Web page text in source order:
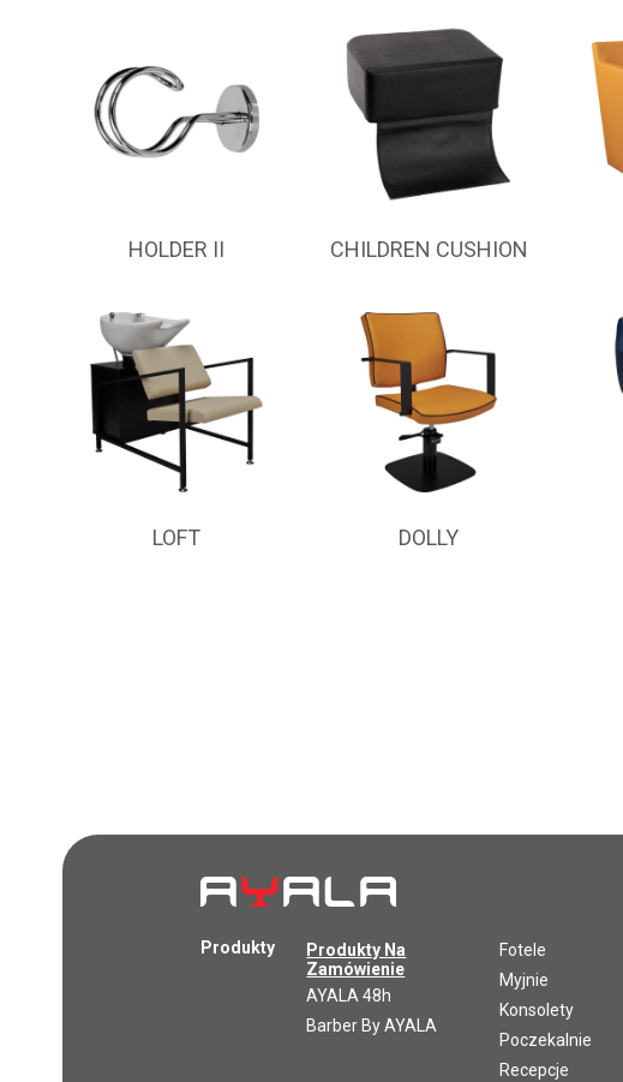
HOLDER II CHILDREN CUSHION
LOFT DOLLY
Produkty
Produkty Na
Zamówienie
AYALA 48h
Barber By AYALA
Fotele
Myjnie
Konsolety
Poczekalnie
Recepcje